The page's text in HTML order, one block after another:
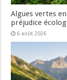
Algues vertes
préjudice
6 août 2026